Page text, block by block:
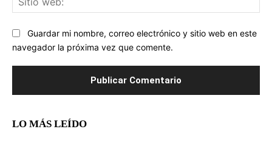
Guardar mi nombre, correo electrónico y sitio web en este
navegador la próxima vez que comente.
LO MÁS LEÍDO